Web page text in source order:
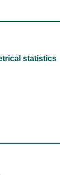
statistics